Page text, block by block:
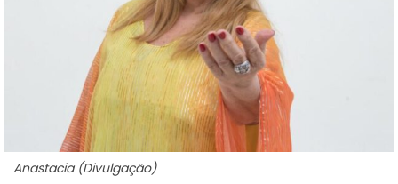
Anastacia (Divulgação)